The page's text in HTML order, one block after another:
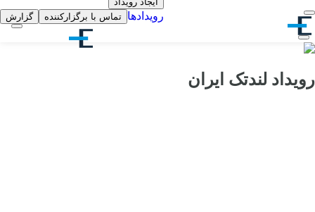
رویدادها تماس با برگزارکننده گزارش
رویداد لندتک ایران